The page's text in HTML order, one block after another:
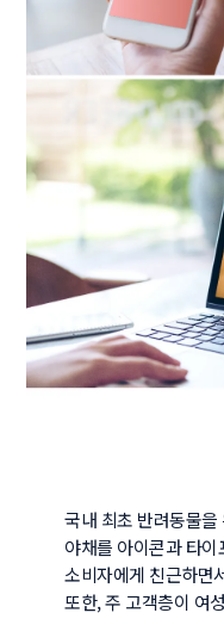
국내 최초 반려동물
야채를 아이콘과 타이
소비자에게 친근하면
또한, 주 고객층이 여